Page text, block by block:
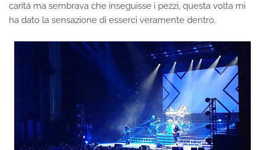
caritá ma sembrava che inseguisse i pezzi, questa volta mi
ha dato la sensazione di esserci veramente dentro.